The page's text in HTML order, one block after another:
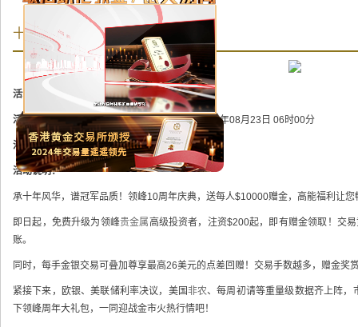
十年冠军品牌，领峰送$10000豪礼！
活动状态：
活动时间： 2021年07月29日 06时00分 至 2021年08月23日 06时00分
活动对象：所有领峰贵金属真实客户
活动说明：
承十年风华，谱冠军品质！领峰10周年庆典，送每人$10000赠金，高能福利让
即日起，免费升级为领峰贵金属高级投资者，注资$200起，即有赠金领取！交
账。
同时，每手金银交易可叠加尊享最高26美元的点差回赠！交易手数越多，赠金奖
紧接下来，欧银、美联储利率决议，美国非农、每周初请等重量级数据齐上阵，
下领峰周年大礼包，一同迎战金市火热行情吧！